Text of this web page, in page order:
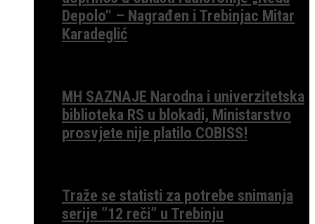
Depolo“ – Nagrađen i Trebinjac Mitar
Karadeglić
MH SAZNAJE Narodna i univerzitetska
biblioteka RS u blokadi, Ministarstvo
prosvjete nije platilo COBISS!
Traže se statisti za potrebe snimanja
serije ”12 reči” u Trebinju